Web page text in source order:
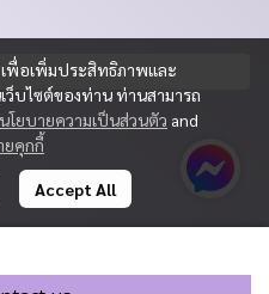
เพื่อเพิ่มประสิทธิภาพและ
ว็บไซต์ของท่าน ท่านสามารถ
นโยบายความเป็นส่วนตัว and
ยคุกกี้
Accept All
700